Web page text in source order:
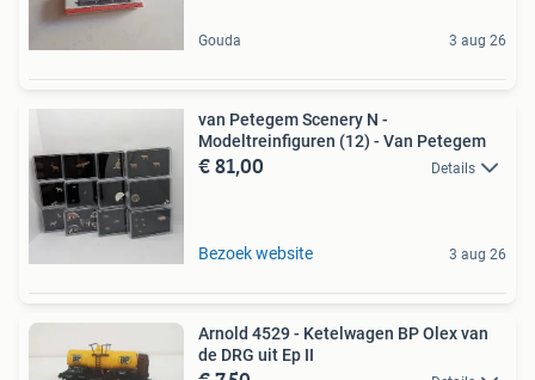
Gouda 3 aug 26
van Petegem Scenery N -
Modeltreinfiguren (12) - Van Petegem
€ 81,00 Details
Bezoek website 3 aug 26
Arnold 4529 - Ketelwagen BP Olex van
de DRG uit Ep II